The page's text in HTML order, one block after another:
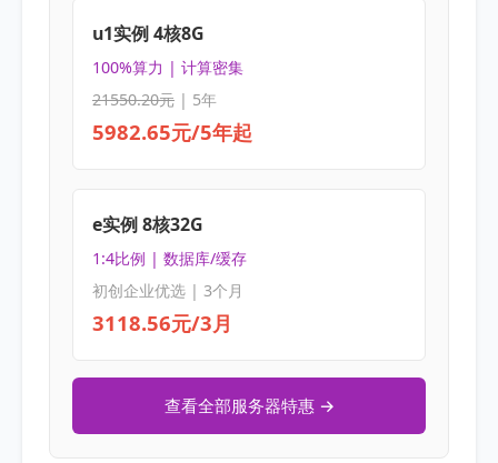
u1实例 4核8G
100%算力 | 计算密集
21550.20元| 5年
5982.65元/5年起
e实例 8核32G
1:4比例 | 数据库/缓存
初创企业优选 | 3个月
3118.56元/3月
查看全部服务器特惠 →